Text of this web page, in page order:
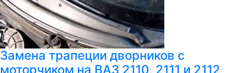
Замена трапеции дворников с
моторчиком на ВАЗ 2110, 2111 и 2112